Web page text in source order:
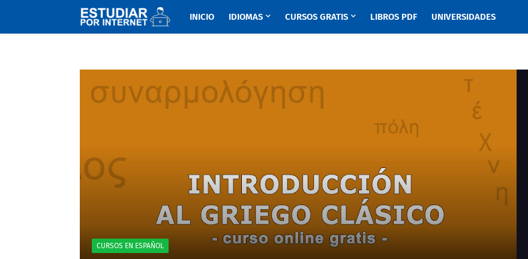
INICIO IDIOMAS CURSOS GRATIS LIBROS PDF UNIVERSIDADES
CURSOS EN ESPAÑOL